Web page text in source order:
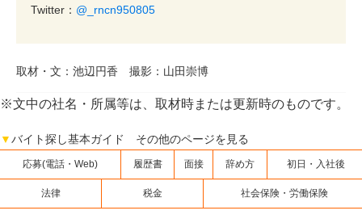
Twitter： @_rncn950805
取材・文：池辺円香 撮影：山田崇博
※文中の社名・所属等は、取材時または更新時のものです。
▼バイト探し基本ガイド その他のページを見る
応募(電話・Web) 履歴書 面接 辞め方 初日・入社後
法律 税金 社会保険・労働保険